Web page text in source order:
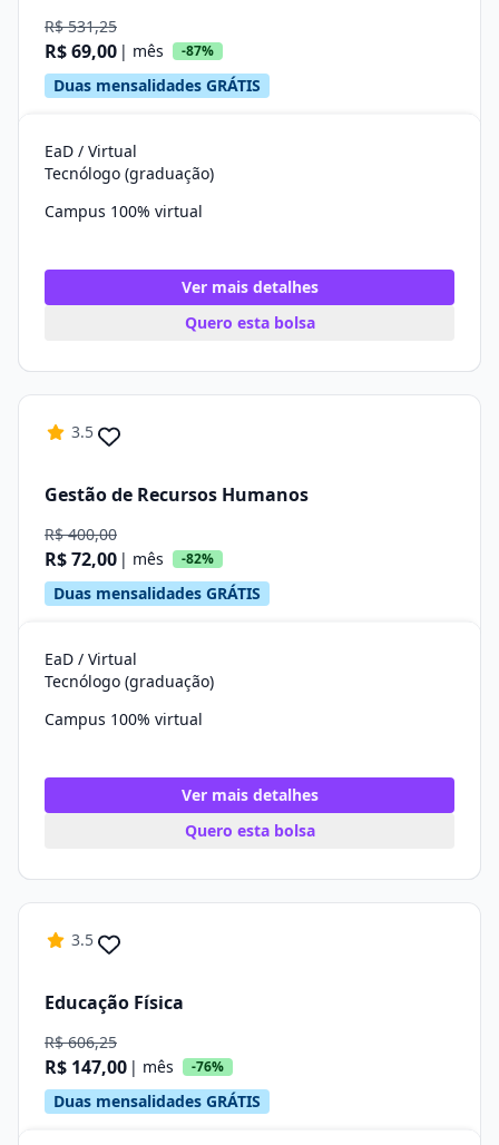
R$ 531,25
R$ 69,00 | mês -87%
Duas mensalidades GRÁTIS
EaD / Virtual
Tecnólogo (graduação)
Campus 100% virtual
Ver mais detalhes
Quero esta bolsa
3.5
Gestão de Recursos Humanos
R$ 400,00
R$ 72,00 | mês -82%
Duas mensalidades GRÁTIS
EaD / Virtual
Tecnólogo (graduação)
Campus 100% virtual
Ver mais detalhes
Quero esta bolsa
3.5
Educação Física
R$ 606,25
R$ 147,00 | mês -76%
Duas mensalidades GRÁTIS